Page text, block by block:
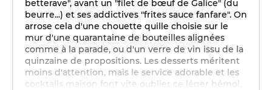
betterave", avant un "filet de bœuf de Galice" (du
beurre...) et ses addictives "frites sauce fanfare". On
arrose cela d'une chouette quille choisie sur le
mur d'une quarantaine de bouteilles alignées
comme à la parade, ou d'un verre de vin issu de la
quinzaine de propositions. Les desserts méritent
moins d'attention, mais le service adorable et les
cocktails maison font vite oublier ce léger bémol.